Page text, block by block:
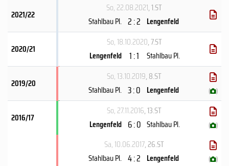
2021/22
So, 22.08.2021, 1.ST
Stahlbau Pl. 2 : 2 Lengenfeld
2020/21
So, 18.10.2020, 7.ST
Lengenfeld 1 : 1 Stahlbau Pl.
2019/20
So, 13.10.2019, 8.ST
Stahlbau Pl. 3 : 0 Lengenfeld ( )
2016/17
So, 27.11.2016, 13.ST
Lengenfeld 6 : 0 Stahlbau Pl. ( )
Sa, 10.06.2017, 26.ST
Stahlbau Pl. 4 : 2 Lengenfeld ( )